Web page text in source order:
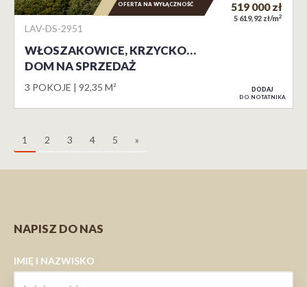
LAV-DS-2951
WŁOSZAKOWICE, KRZYCKO…
DOM NA SPRZEDAŻ
3 POKOJE 92,35 M²
519 000zł
5 619,92 zł/m2
OFERTA NA WYŁĄCZNOŚĆ
DODAJ
DO NOTATNIKA
1 2 3 4 5 »
NAPISZ DO NAS
IMIĘ I NAZWISKO